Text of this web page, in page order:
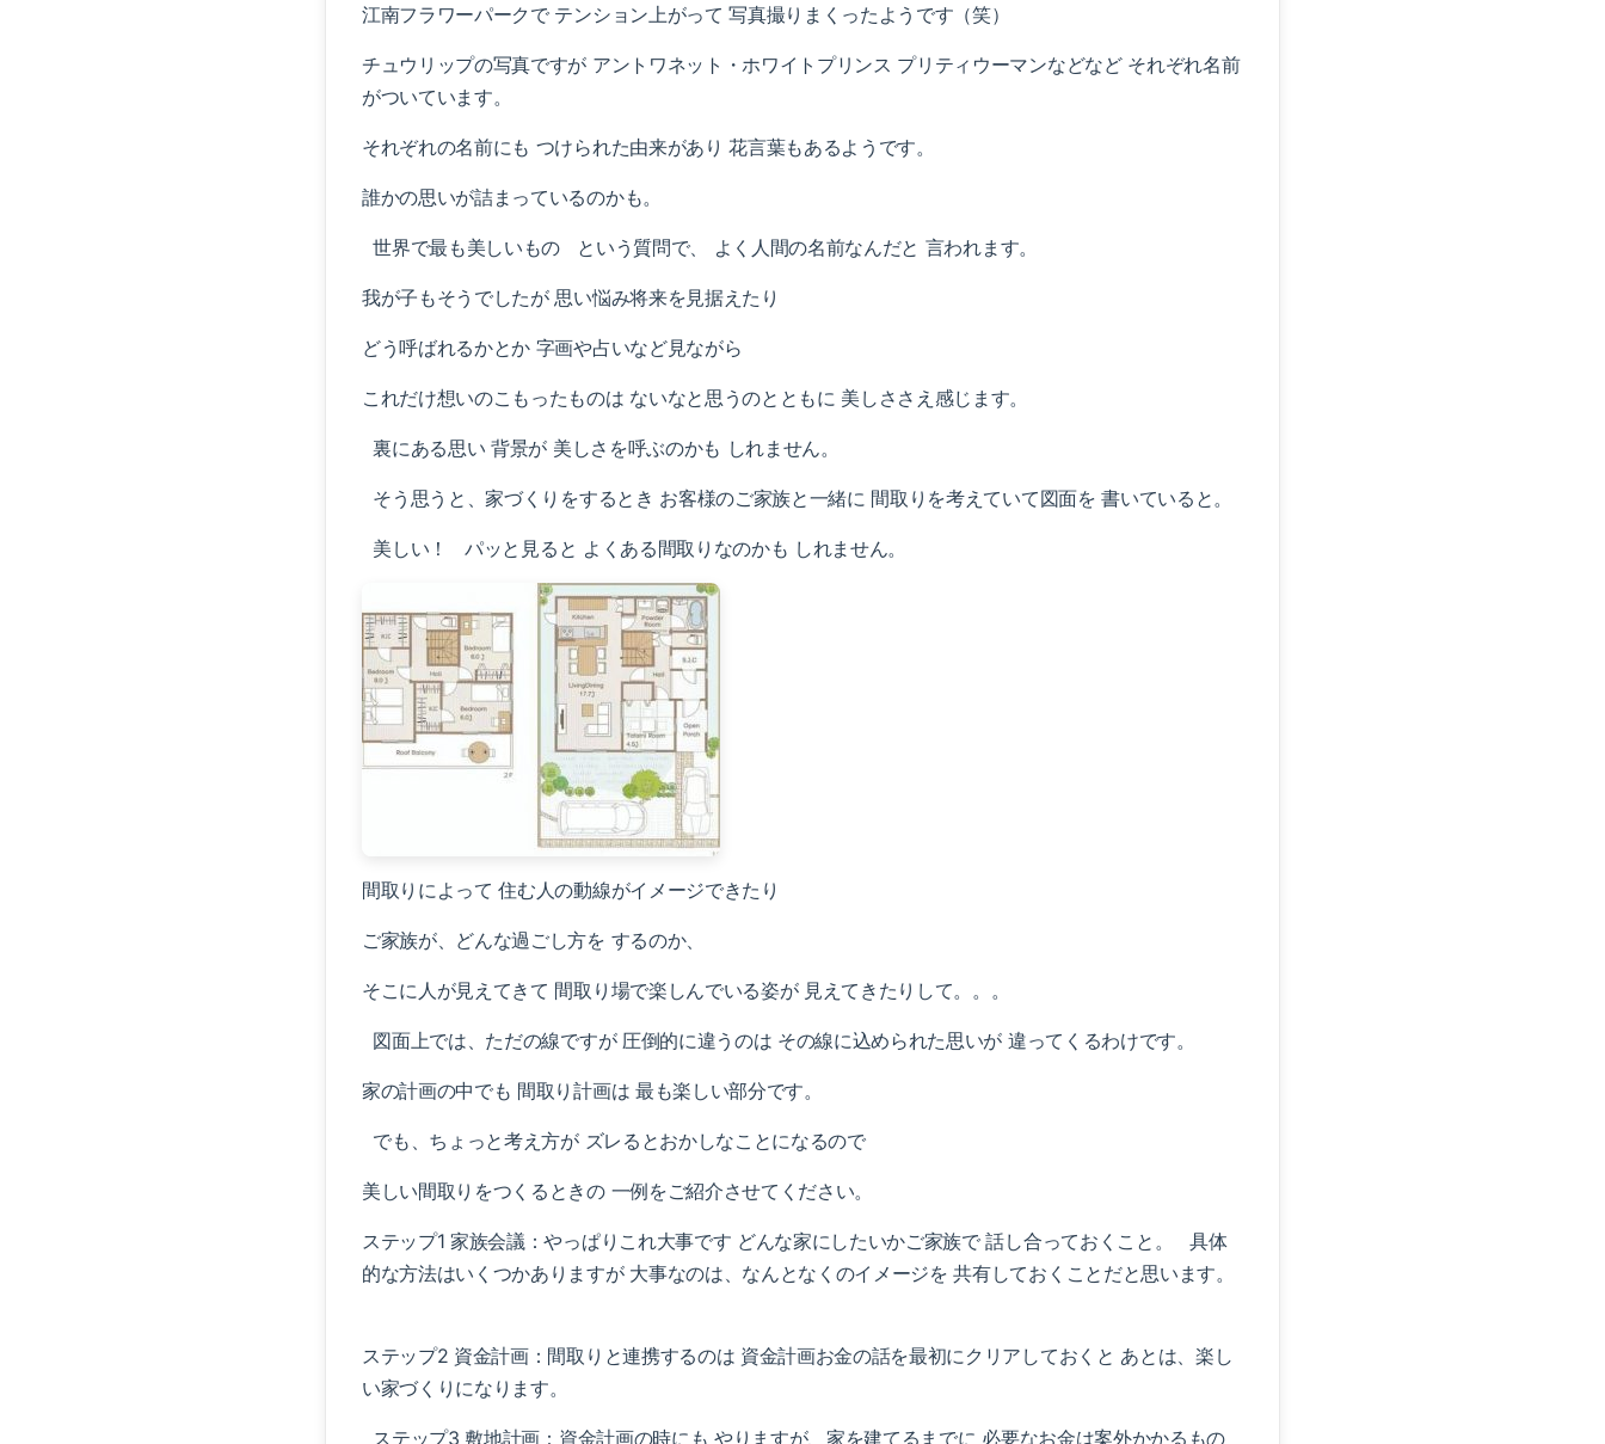
江南フラワーパークで テンション上がって 写真撮りまくったようです（笑）
チュウリップの写真ですが アントワネット・ホワイトプリンス プリティウーマンなどなど それぞれ名前
がついています。
それぞれの名前にも つけられた由来があり 花言葉もあるようです。
誰かの思いが詰まっているのかも。
世界で最も美しいもの という質問で、 よく人間の名前なんだと 言われます。
我が子もそうでしたが 思い悩み将来を見据えたり
どう呼ばれるかとか 字画や占いなど見ながら
これだけ想いのこもったものは ないなと思うのとともに 美しささえ感じます。
裏にある思い 背景が 美しさを呼ぶのかも しれません。
そう思うと、家づくりをするとき お客様のご家族と一緒に 間取りを考えていて図面を 書いていると。
美しい！ パッと見ると よくある間取りなのかも しれません。
間取りによって 住む人の動線がイメージできたり
ご家族が、どんな過ごし方を するのか、
そこに人が見えてきて 間取り場で楽しんでいる姿が 見えてきたりして。。。
図面上では、ただの線ですが 圧倒的に違うのは その線に込められた思いが 違ってくるわけです。
家の計画の中でも 間取り計画は 最も楽しい部分です。
でも、ちょっと考え方が ズレるとおかしなことになるので
美しい間取りをつくるときの 一例をご紹介させてください。
ステップ1 家族会議：やっぱりこれ大事です どんな家にしたいかご家族で 話し合っておくこと。 具体
的な方法はいくつかありますが 大事なのは、なんとなくのイメージを 共有しておくことだと思います。
ステップ2 資金計画：間取りと連携するのは 資金計画お金の話を最初にクリアしておくと あとは、楽し
い家づくりになります。
ステップ3 敷地計画：資金計画の時にも やりますが、家を建てるまでに 必要なお金は案外かかるもの